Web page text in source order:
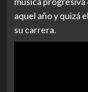
aquel año y quizá
su carrera.